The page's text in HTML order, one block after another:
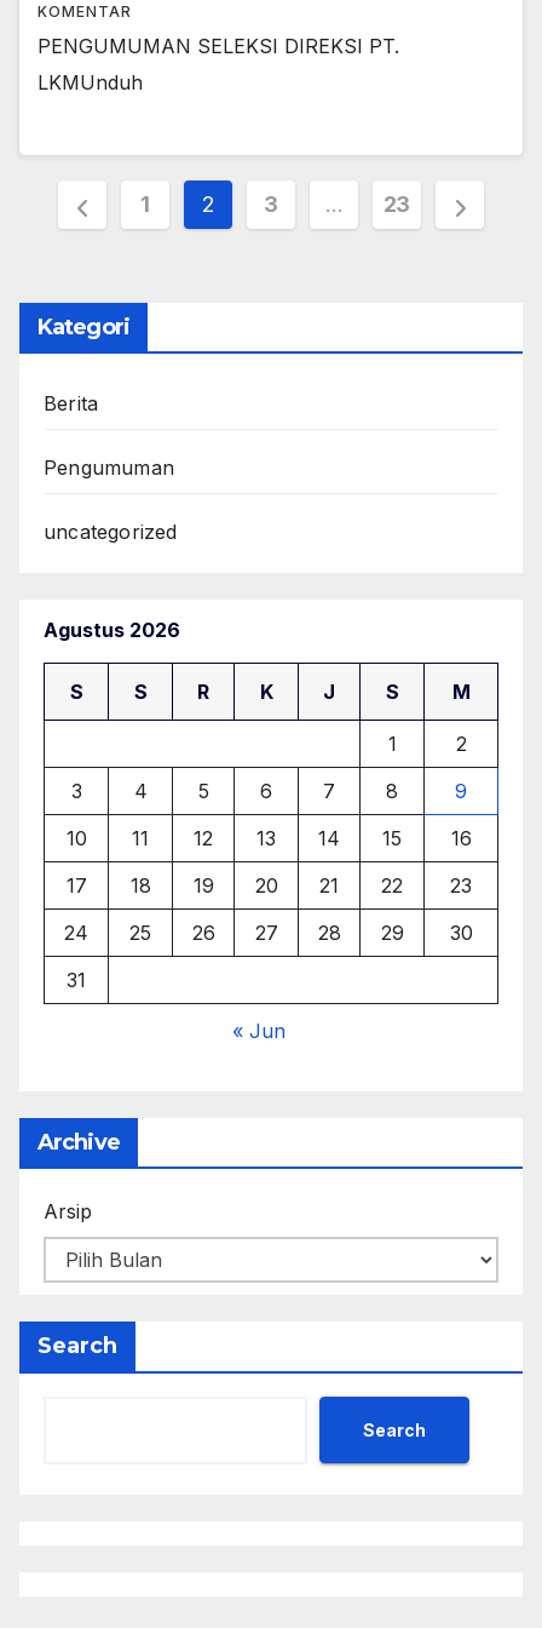
KOMENTAR
PENGUMUMAN SELEKSI DIREKSI PT.
LKMUnduh
Paginasi
1 2 3 … 23
Kategori
Berita
Pengumuman
uncategorized
Agustus 2026
S S R K J S M
1
2
3
4 5 6 7 8
9
10
11 12 13 14 15
16
17
18 19 20 21 22
23
24
25 26 27 28 29
30
31
« Jun
Archive
Arsip
Search
Search